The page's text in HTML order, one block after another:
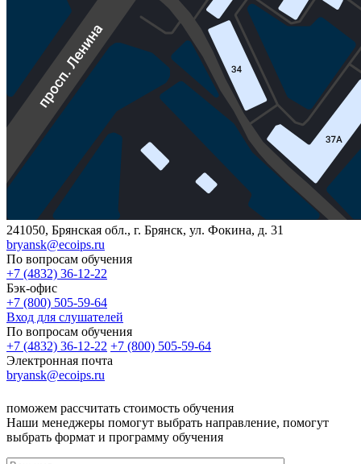
241050, Брянская обл., г. Брянск, ул. Фокина, д. 31
bryansk@ecoips.ru
По вопросам обучения
+7 (4832) 36-12-22
Бэк-офис
+7 (800) 505-59-64
Вход для слушателей
По вопросам обучения
+7 (4832) 36-12-22 +7 (800) 505-59-64
Электронная почта
bryansk@ecoips.ru
поможем рассчитать стоимость обучения
Наши менеджеры помогут выбрать направление, помогут
выбрать формат и программу обучения